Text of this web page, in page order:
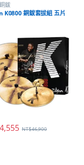
銅鈸
銅鈸套拔組 五片
NT$46,900